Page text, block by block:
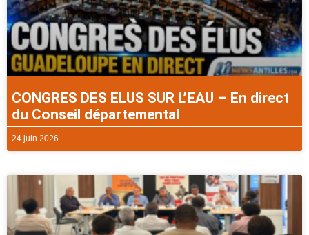
CONGRES DES ELUS SUR L’EAU – En direct
du Conseil départemental
24 juin 2026